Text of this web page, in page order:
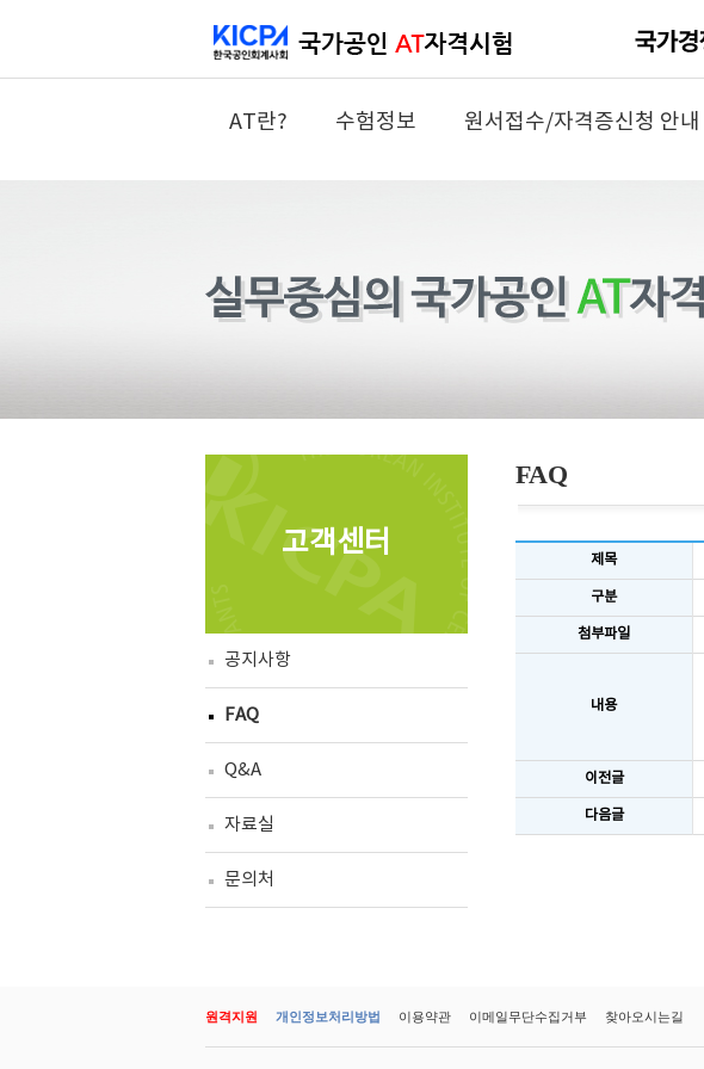
AT란? 수험정보 원서접수/자격증신청 안내
고객센터
공지사항
FAQ
Q&A
자료실
문의처
FAQ
제목
구분
첨부파일
내용
이전글
다음글
원격지원 개인정보처리방법 이용약관 이메일무단수집거부 찾아오시는길